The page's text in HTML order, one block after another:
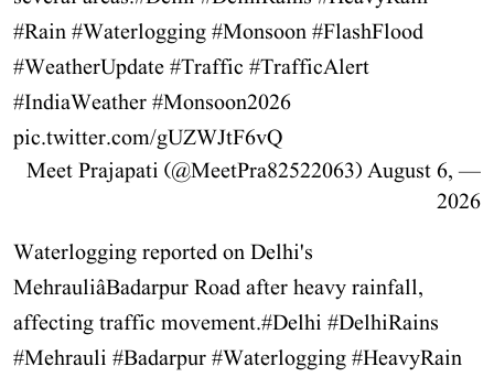
#Rain#Waterlogging#Monsoon#FlashFlood
#WeatherUpdate#Traffic #TrafficAlert
#IndiaWeather#Monsoon2026
pic.twitter.com/gUZWJtF6vQ
— Meet Prajapati (@MeetPra82522063)
August 6,
2026
Waterlogging reported on Delhi's
MehrauliâBadarpur Road after heavy rainfall,
affecting traffic movement.#Delhi #DelhiRains
#Mehrauli #Badarpur#Waterlogging#HeavyRain